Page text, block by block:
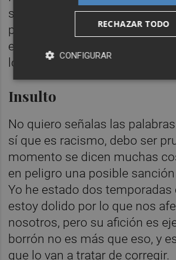
sido agredido y el jugador que
provocado sigue en el campo,
entendíamos y así lo hemos
los árbitros.
Insulto
No quiero señalas las
sí que es racismo, debo ser
momento se dicen muchas
en peligro una posible
Yo he estado dos temporadas
estoy dolido por lo que nos
nosotros, pero su afición es
borrón no es más que eso, y
que lo van a tratar de corregir.
RECHAZAR TODO
CONFIGURAR